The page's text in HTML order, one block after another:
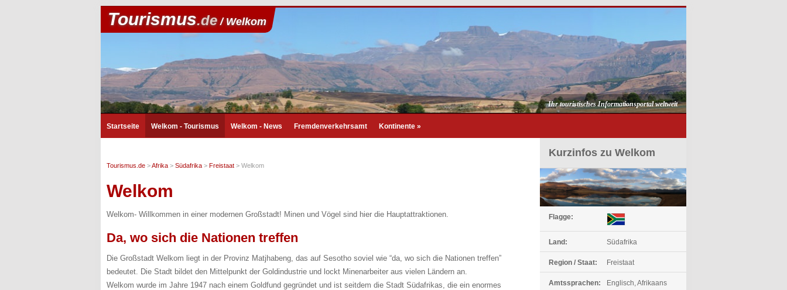
Tourismus.de/ Welkom
Ihr touristisches Informationsportal weltweit
Startseite Welkom - Tourismus Welkom - News Fremdenverkehrsamt Kontinente »
Tourismus.de >Afrika > Südafrika > Freistaat > Welkom
Welkom
Welkom- Willkommen in einer modernen Großstadt! Minen und Vögel sind hier die Hauptattraktionen.
Da, wo sich die Nationen treffen
Die Großstadt Welkom liegt in der Provinz Matjhabeng, das auf Sesotho soviel wie “da, wo sich die Nationen treffen”
bedeutet. Die Stadt bildet den Mittelpunkt der Goldindustrie und lockt Minenarbeiter aus vielen Ländern an.
Welkom wurde im Jahre 1947 nach einem Goldfund gegründet und ist seitdem die Stadt Südafrikas, die ein enormes
Kurzinfos zu Welkom
Flagge:
Land: Südafrika
Region / Staat: Freistaat
Amtssprachen: Englisch, Afrikaans